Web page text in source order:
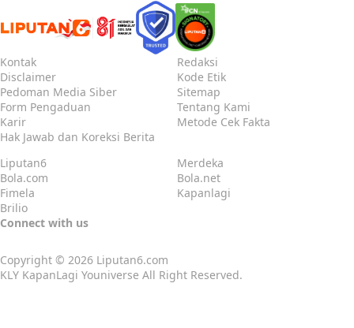
Kontak
Redaksi
Disclaimer
Kode Etik
Pedoman Media Siber
Sitemap
Form Pengaduan
Tentang Kami
Karir
Metode Cek Fakta
Hak Jawab dan Koreksi Berita
Liputan6
Merdeka
Bola.com
Bola.net
Fimela
Kapanlagi
Brilio
Connect with us
Copyright © 2026 Liputan6.com
KLY KapanLagi Youniverse All Right Reserved.